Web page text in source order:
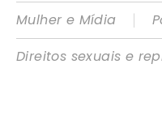
Mulher e Mídia
|
Direitos sexuais e